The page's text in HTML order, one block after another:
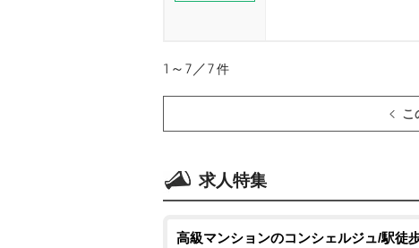
1～7／7件
こ
求人特集
高級マンションのコンシェルジュ/駅徒